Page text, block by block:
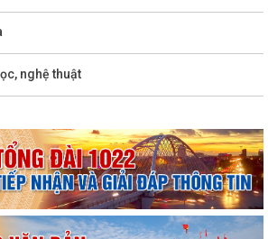
nghệ thuật
khai nhiệm vụ bảo đảm trật tự, an toàn giao
kết quả đạt được trong tháng 7/2026
kỹ năng phòng, chống đuối nước cho thanh,
Công An thành phố Hải Phòng trao tặng
gia...